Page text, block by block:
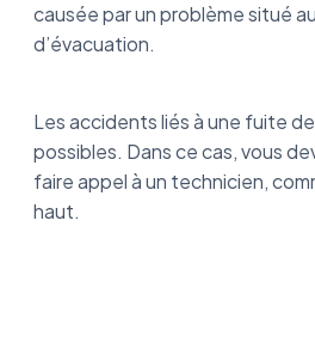
causée par un problème situé
d’évacuation.
Les accidents liés à une fuite
possibles. Dans ce cas, vous
faire appel à un technicien,
haut.